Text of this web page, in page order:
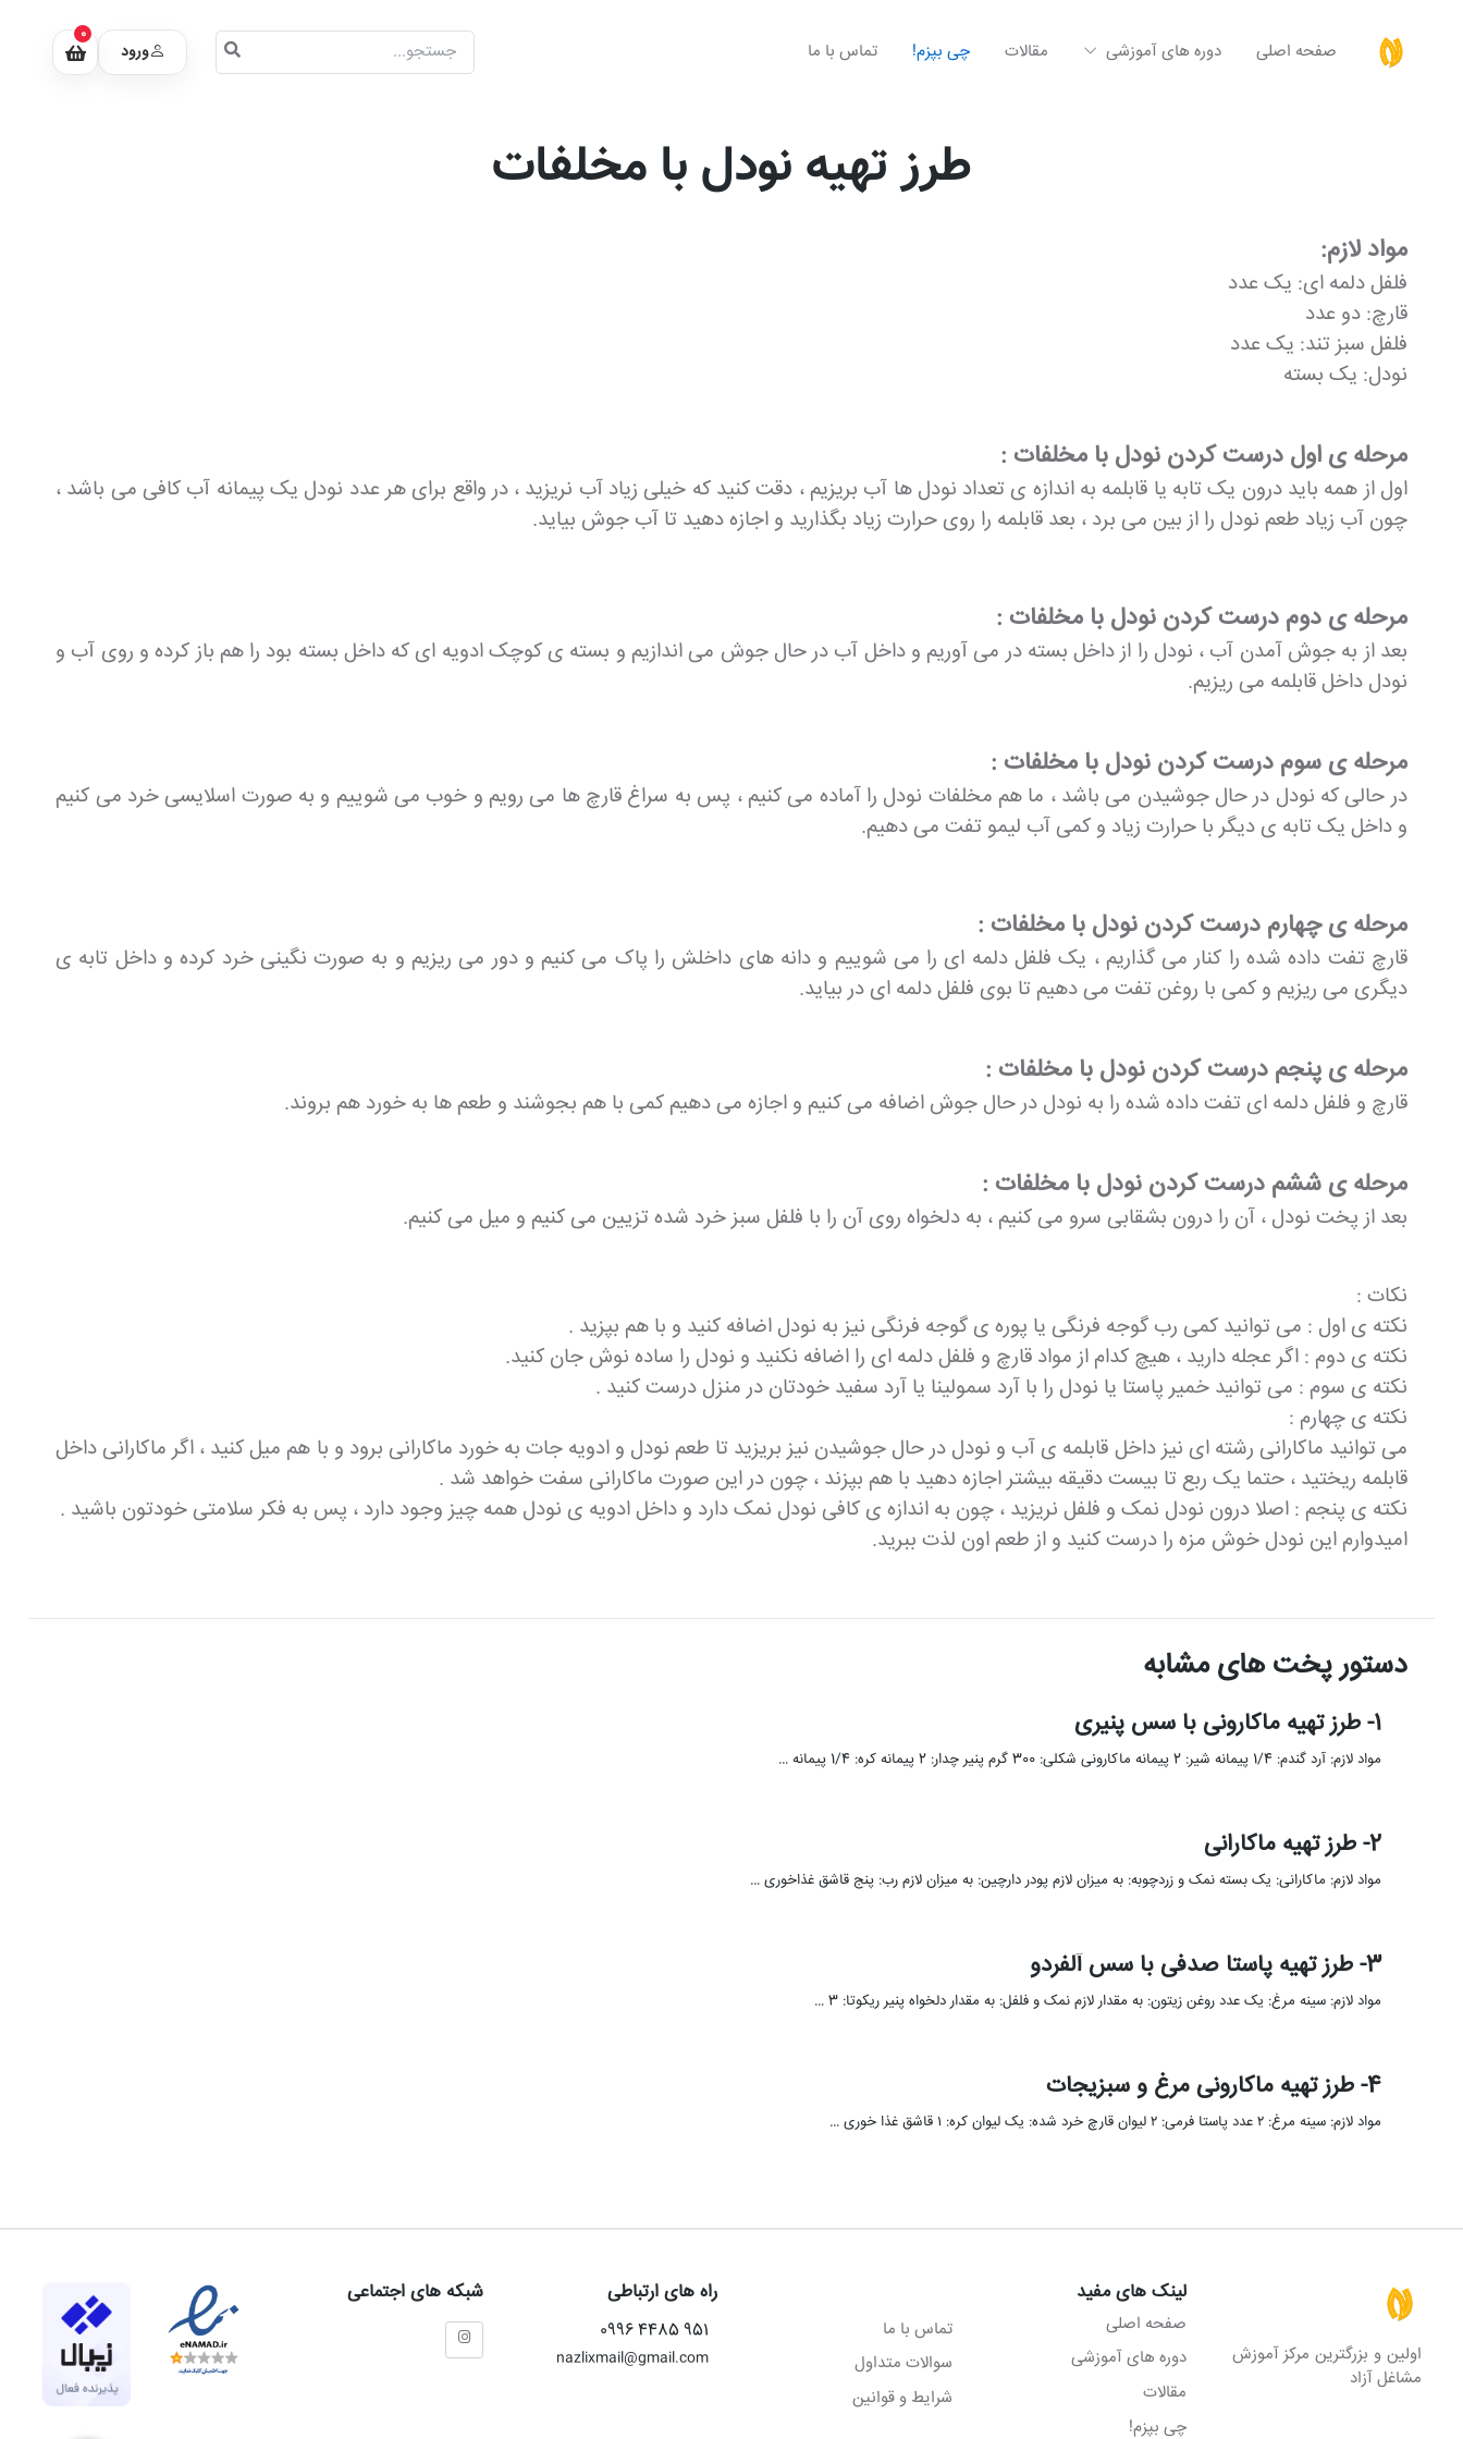
صفحه اصلی دوره های آموزشی مقالات چی بپزم! تماس با ما ورود
0
طرز تهیه نودل با مخلفات
مواد لازم:
فلفل دلمه ای: یک عدد
قارچ: دو عدد
فلفل سبز تند: یک عدد
نودل: یک بسته
مرحله ی اول درست کردن نودل با مخلفات :
اول از همه باید درون یک تابه یا قابلمه به اندازه ی تعداد نودل ها آب بریزیم ، دقت کنید که خیلی زیاد آب نریزید ، در واقع برای هر عدد نودل یک پیمانه آب کافی می باشد ،
چون آب زیاد طعم نودل را از بین می برد ، بعد قابلمه را روی حرارت زیاد بگذارید و اجازه دهید تا آب جوش بیاید.
مرحله ی دوم درست کردن نودل با مخلفات :
بعد از به جوش آمدن آب ، نودل را از داخل بسته در می آوریم و داخل آب در حال جوش می اندازیم و بسته ی کوچک ادویه ای که داخل بسته بود را هم باز کرده و روی آب و
نودل داخل قابلمه می ریزیم.
مرحله ی سوم درست کردن نودل با مخلفات :
در حالی که نودل در حال جوشیدن می باشد ، ما هم مخلفات نودل را آماده می کنیم ، پس به سراغ قارچ ها می رویم و خوب می شوییم و به صورت اسلایسی خرد می کنیم
و داخل یک تابه ی دیگر با حرارت زیاد و کمی آب لیمو تفت می دهیم.
مرحله ی چهارم درست کردن نودل با مخلفات :
قارچ تفت داده شده را کنار می گذاریم ، یک فلفل دلمه ای را می شوییم و دانه های داخلش را پاک می کنیم و دور می ریزیم و به صورت نگینی خرد کرده و داخل تابه ی
دیگری می ریزیم و کمی با روغن تفت می دهیم تا بوی فلفل دلمه ای در بیاید.
مرحله ی پنجم درست کردن نودل با مخلفات :
قارچ و فلفل دلمه ای تفت داده شده را به نودل در حال جوش اضافه می کنیم و اجازه می دهیم کمی با هم بجوشند و طعم ها به خورد هم بروند.
مرحله ی ششم درست کردن نودل با مخلفات :
بعد از پخت نودل ، آن را درون بشقابی سرو می کنیم ، به دلخواه روی آن را با فلفل سبز خرد شده تزیین می کنیم و میل می کنیم.
نکات :
نکته ی اول : می توانید کمی رب گوجه فرنگی یا پوره ی گوجه فرنگی نیز به نودل اضافه کنید و با هم بپزید .
نکته ی دوم : اگر عجله دارید ، هیچ کدام از مواد قارچ و فلفل دلمه ای را اضافه نکنید و نودل را ساده نوش جان کنید.
نکته ی سوم : می توانید خمیر پاستا یا نودل را با آرد سمولینا یا آرد سفید خودتان در منزل درست کنید .
نکته ی چهارم :
می توانید ماکارانی رشته ای نیز داخل قابلمه ی آب و نودل در حال جوشیدن نیز بریزید تا طعم نودل و ادویه جات به خورد ماکارانی برود و با هم میل کنید ، اگر ماکارانی داخل
قابلمه ریختید ، حتما یک ربع تا بیست دقیقه بیشتر اجازه دهید با هم بپزند ، چون در این صورت ماکارانی سفت خواهد شد .
نکته ی پنجم : اصلا درون نودل نمک و فلفل نریزید ، چون به اندازه ی کافی نودل نمک دارد و داخل ادویه ی نودل همه چیز وجود دارد ، پس به فکر سلامتی خودتون باشید .
امیدوارم این نودل خوش مزه را درست کنید و از طعم اون لذت ببرید.
دستور پخت های مشابه
1- طرز تهیه ماکارونی با سس پنیری
مواد لازم: آرد گندم: 1/4 پیمانه شیر: 2 پیمانه ماکارونی شکلی: 300 گرم پنیر چدار: 2 پیمانه کره: 1/4 پیمانه …
2- طرز تهیه ماکارانی
مواد لازم: ماکارانی: یک بسته نمک و زردچوبه: به میزان لازم پودر دارچین: به میزان لازم رب: پنج قاشق غذاخوری …
3- طرز تهیه پاستا صدفی با سس آلفردو
مواد لازم: سینه مرغ: یک عدد روغن زیتون: به مقدار لازم نمک و فلفل: به مقدار دلخواه پنیر ریکوتا: 3 …
4- طرز تهیه ماکارونی مرغ و سبزیجات
مواد لازم: سینه مرغ: ۲ عدد پاستا فرمی: ۲ لیوان قارچ خرد شده: یک لیوان کره: ۱ قاشق غذا خوری …
اولین و بزرگترین مرکز آموزش
مشاغل آزاد
لینک های مفید
صفحه اصلی
دوره های آموزشی
مقالات
چی بپزم!
تماس با ما
سوالات متداول
شرایط و قوانین
راه های ارتباطی
951 4485 0996
nazlixmail@gmail.com
شبکه های اجتماعی